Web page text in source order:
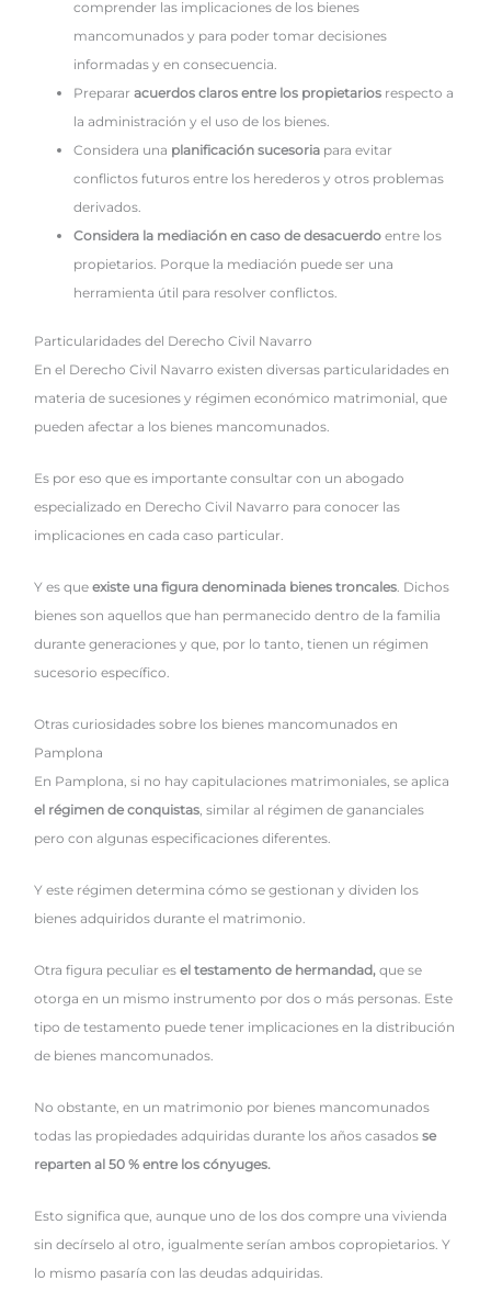
comprender las implicaciones de los bienes
mancomunados y para poder tomar decisiones
informadas y en consecuencia.
Preparar acuerdos claros entre los propietarios respecto a
la administración y el uso de los bienes.
Considera una planificación sucesoria para evitar
conflictos futuros entre los herederos y otros problemas
derivados.
Considera la mediación en caso de desacuerdo entre los
propietarios. Porque la mediación puede ser una
herramienta útil para resolver conflictos.
Particularidades del Derecho Civil Navarro
En el Derecho Civil Navarro existen diversas particularidades en
materia de sucesiones y régimen económico matrimonial, que
pueden afectar a los bienes mancomunados.
Es por eso que es importante consultar con un abogado
especializado en Derecho Civil Navarro para conocer las
implicaciones en cada caso particular.
Y es que existe una figura denominada bienes troncales . Dichos
bienes son aquellos que han permanecido dentro de la familia
durante generaciones y que, por lo tanto, tienen un régimen
sucesorio específico.
Otras curiosidades sobre los bienes mancomunados en
Pamplona
En Pamplona, si no hay capitulaciones matrimoniales, se aplica
el régimen de conquistas , similar al régimen de gananciales
pero con algunas especificaciones diferentes.
Y este régimen determina cómo se gestionan y dividen los
bienes adquiridos durante el matrimonio.
Otra figura peculiar es el testamento de hermandad, que se
otorga en un mismo instrumento por dos o más personas. Este
tipo de testamento puede tener implicaciones en la distribución
de bienes mancomunados.
No obstante, en un matrimonio por bienes mancomunados
todas las propiedades adquiridas durante los años casados se
reparten al 50 % entre los cónyuges.
Esto significa que, aunque uno de los dos compre una vivienda
sin decírselo al otro, igualmente serían ambos copropietarios. Y
lo mismo pasaría con las deudas adquiridas.